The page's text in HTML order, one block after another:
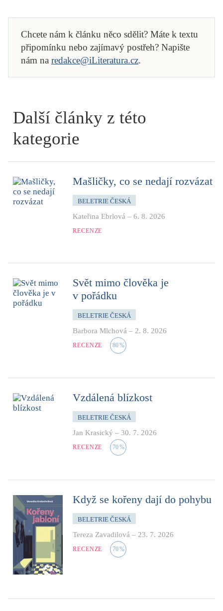
Chcete nám k článku něco sdělit? Máte k textu
připomínku nebo zajímavý postřeh? Napište
nám na redakce@iLiteratura.cz.
Další články z této
kategorie
Mašličky, co se nedají rozvázat
BELETRIE ČESKÁ
Kateřina Ebrlová – 6. 8. 2026
RECENZE
Svět mimo člověka je
v pořádku
BELETRIE ČESKÁ
Barbora Mlchová – 2. 8. 2026
RECENZE 80%
Vzdálená blízkost
BELETRIE ČESKÁ
Jan Krasický – 30. 7. 2026
RECENZE 70%
Když se kořeny dají do pohybu
BELETRIE ČESKÁ
Tereza Zavadilová – 23. 7. 2026
RECENZE 70%